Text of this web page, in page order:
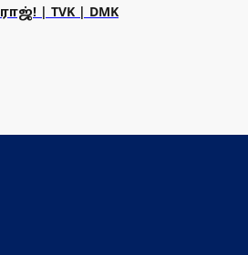
| TVK | DMK